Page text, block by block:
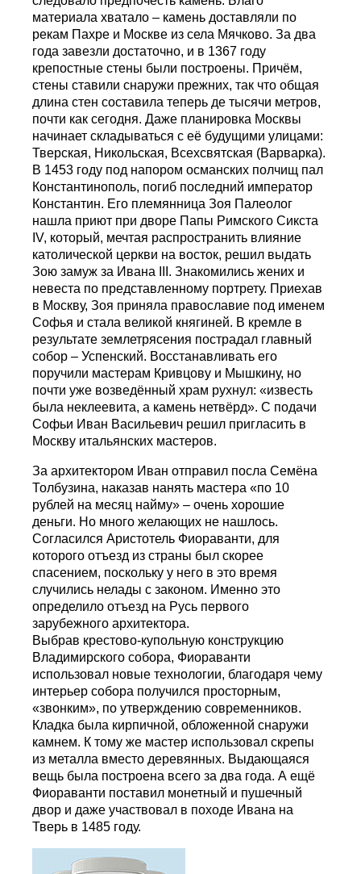
материала хватало – камень доставляли по
рекам Пахре и Москве из села Мячково. За два
года завезли достаточно, и в 1367 году
крепостные стены были построены. Причём,
стены ставили снаружи прежних, так что общая
длина стен составила теперь де тысячи метров,
почти как сегодня. Даже планировка Москвы
начинает складываться с её будущими улицами:
Тверская, Никольская, Всехсвятская (Варварка).
В 1453 году под напором османских полчищ пал
Константинополь, погиб последний император
Константин. Его племянница Зоя Палеолог
нашла приют при дворе Папы Римского Сикста
IV, который, мечтая распространить влияние
католической церкви на восток, решил выдать
Зою замуж за Ивана III. Знакомились жених и
невеста по представленному портрету. Приехав
в Москву, Зоя приняла православие под именем
Софья и стала великой княгиней. В кремле в
результате землетрясения пострадал главный
собор – Успенский. Восстанавливать его
поручили мастерам Кривцову и Мышкину, но
почти уже возведённый храм рухнул: «известь
была неклеевита, а камень нетвёрд». С подачи
Софьи Иван Васильевич решил пригласить в
Москву итальянских мастеров.
За архитектором Иван отправил посла Семёна
Толбузина, наказав нанять мастера «по 10
рублей на месяц найму» – очень хорошие
деньги. Но много желающих не нашлось.
Согласился Аристотель Фиораванти, для
которого отъезд из страны был скорее
спасением, поскольку у него в это время
случились нелады с законом. Именно это
определило отъезд на Русь первого
зарубежного архитектора.
Выбрав крестово-купольную конструкцию
Владимирского собора, Фиораванти
использовал новые технологии, благодаря чему
интерьер собора получился просторным,
«звонким», по утверждению современников.
Кладка была кирпичной, обложенной снаружи
камнем. К тому же мастер использовал скрепы
из металла вместо деревянных. Выдающаяся
вещь была построена всего за два года. А ещё
Фиораванти поставил монетный и пушечный
двор и даже участвовал в походе Ивана на
Тверь в 1485 году.